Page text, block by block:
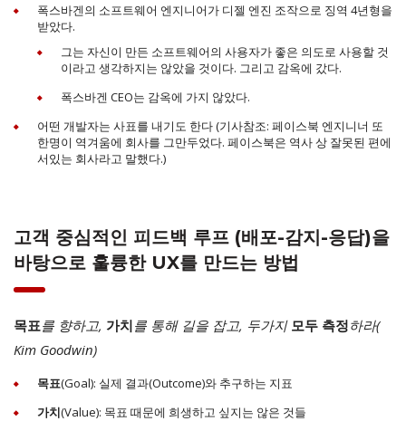
폭스바겐의 소프트웨어 엔지니어가 디젤 엔진 조작으로 징역 4년형을
받았다.
그는 자신이 만든 소프트웨어의 사용자가 좋은 의도로 사용할 것
이라고 생각하지는 않았을 것이다. 그리고 감옥에 갔다.
폭스바겐 CEO는 감옥에 가지 않았다.
어떤 개발자는 사표를 내기도 한다 (기사참조: 페이스북 엔지니너 또
한명이 역겨움에 회사를 그만두었다. 페이스북은 역사 상 잘못된 편에
서있는 회사라고 말했다.)
고객 중심적인 피드백 루프 (배포-감지-응답)을
바탕으로 훌륭한 UX를 만드는 방법
목표를 향하고, 가치를 통해 길을 잡고, 두가지 모두 측정하라(
Kim Goodwin)
목표(Goal): 실제 결과(Outcome)와 추구하는 지표
가치(Value): 목표 때문에 희생하고 싶지는 않은 것들